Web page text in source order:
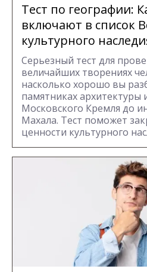
Тест по географии:
включают в список
культурного
Серьезный тест для
величайших творениях
насколько хорошо вы
памятниках архитектуры
Московского Кремля до
Махала. Тест поможет
ценности культурного